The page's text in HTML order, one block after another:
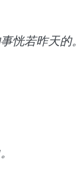
恍若昨天的